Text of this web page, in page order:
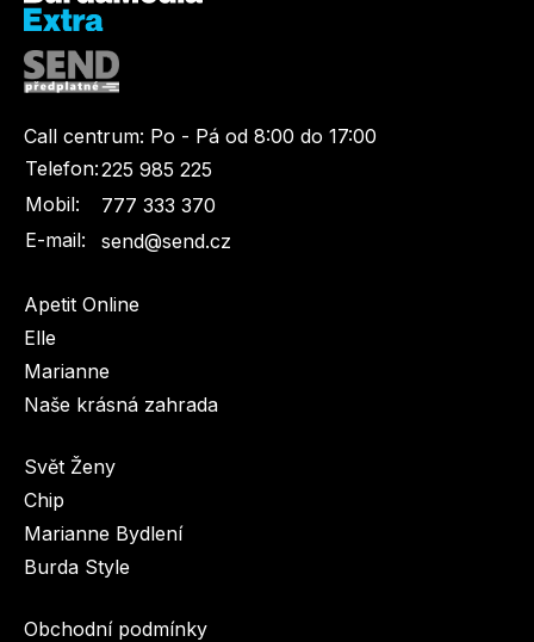
Call centrum: Po - Pá od 8:00 do 17:00
Telefon:225 985 225
Mobil:
777 333 370
E-mail:
send@send.cz
Apetit Online
Elle
Marianne
Naše krásná zahrada
Svět Ženy
Chip
Marianne Bydlení
Burda Style
Obchodní podmínky